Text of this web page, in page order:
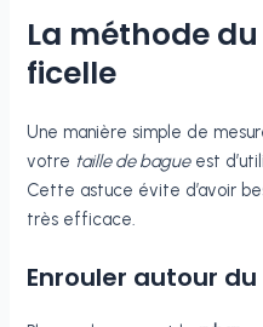
La méthode
ficelle
Une manière simple de
votre taille de bagueest
Cette astuce évite d’avoir
très efficace.
Enrouler autour